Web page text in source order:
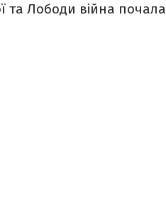
Лободи війна